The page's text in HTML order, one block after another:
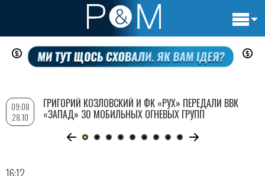
Перейти
содержанию
16:12
09:08
28.10
ГРИГОРИЙ КОЗЛОВСКИЙ И ФК «РУХ» ПЕРЕДАЛИ ВВК
«ЗАПАД» 30 МОБИЛЬНЫХ ОГНЕВЫХ ГРУПП